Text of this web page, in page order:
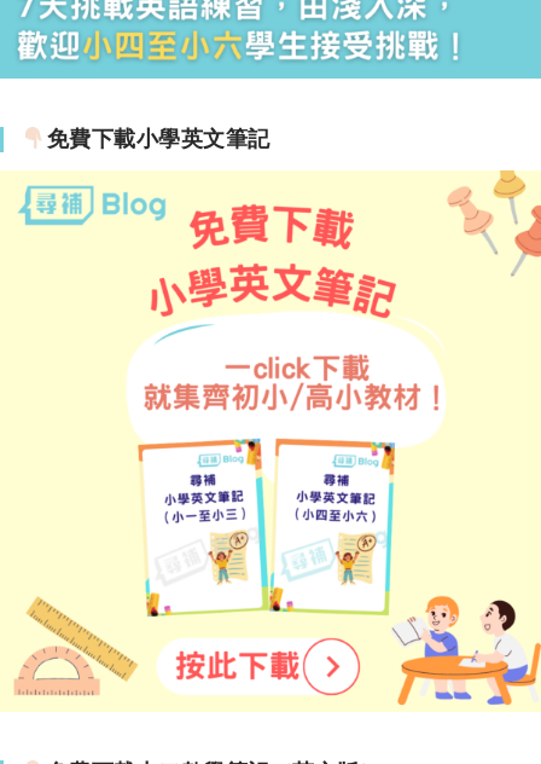
免費下載小學英文筆記